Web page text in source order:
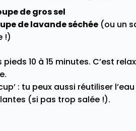
de gros sel
de lavande séchée (ou un
!)
pieds 10 à 15 minutes. C’est
: tu peux aussi réutiliser
(si pas trop salée !).